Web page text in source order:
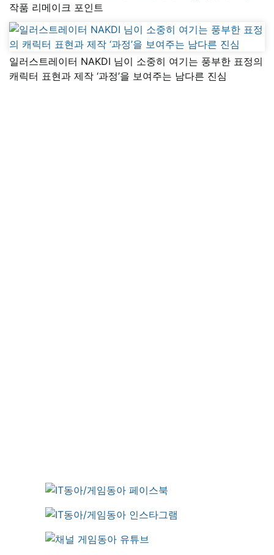
작품 리메이크 포인트
일러스트레이터 NAKDI 님이 소중히 여기는 풍부한 표정의
캐릭터 표현과 제작 ‘과정’을 보여주는 남다른 진심